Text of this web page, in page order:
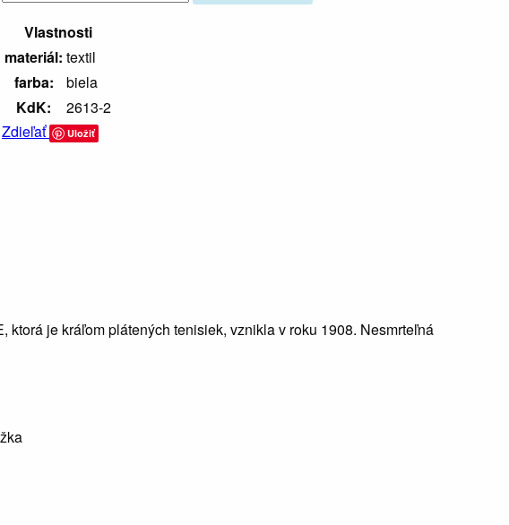
Vlastnosti
materiál: textil
farba:
biela
KdK:
2613-2
Zdieľať
Uložiť
je kráľom plátených tenisiek, vznikla v roku 1908. Nesmrteľná